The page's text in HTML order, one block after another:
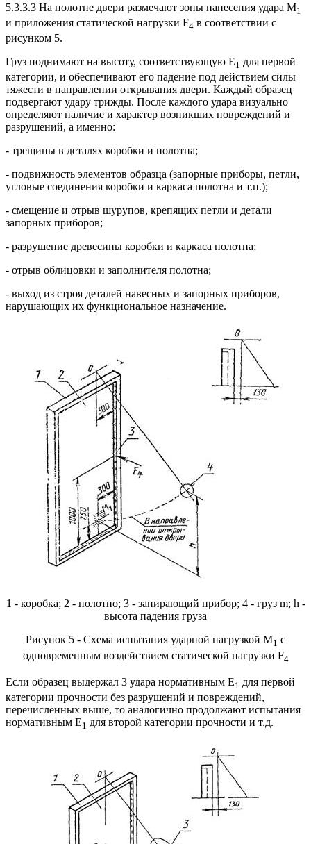
5.3.3.3 На полотне двери размечают зоны нанесения удара M1
и приложения статической нагрузки F4 в соответствии с
рисунком 5.
Груз поднимают на высоту, соответствующую E1 для первой
категории, и обеспечивают его падение под действием силы
тяжести в направлении открывания двери. Каждый образец
подвергают удару трижды. После каждого удара визуально
определяют наличие и характер возникших повреждений и
разрушений, а именно:
- трещины в деталях коробки и полотна;
- подвижность элементов образца (запорные приборы, петли,
угловые соединения коробки и каркаса полотна и т.п.);
- смещение и отрыв шурупов, крепящих петли и детали
запорных приборов;
- разрушение древесины коробки и каркаса полотна;
- отрыв облицовки и заполнителя полотна;
- выход из строя деталей навесных и запорных приборов,
нарушающих их функциональное назначение.
1 - коробка; 2 - полотно; 3 - запирающий прибор; 4 - груз m; h -
высота падения груза
Рисунок 5 - Схема испытания ударной нагрузкой М1 с
одновременным воздействием статической нагрузки F4
Если образец выдержал 3 удара нормативным E1 для первой
категории прочности без разрушений и повреждений,
перечисленных выше, то аналогично продолжают испытания
нормативным E1 для второй категории прочности и т.д.